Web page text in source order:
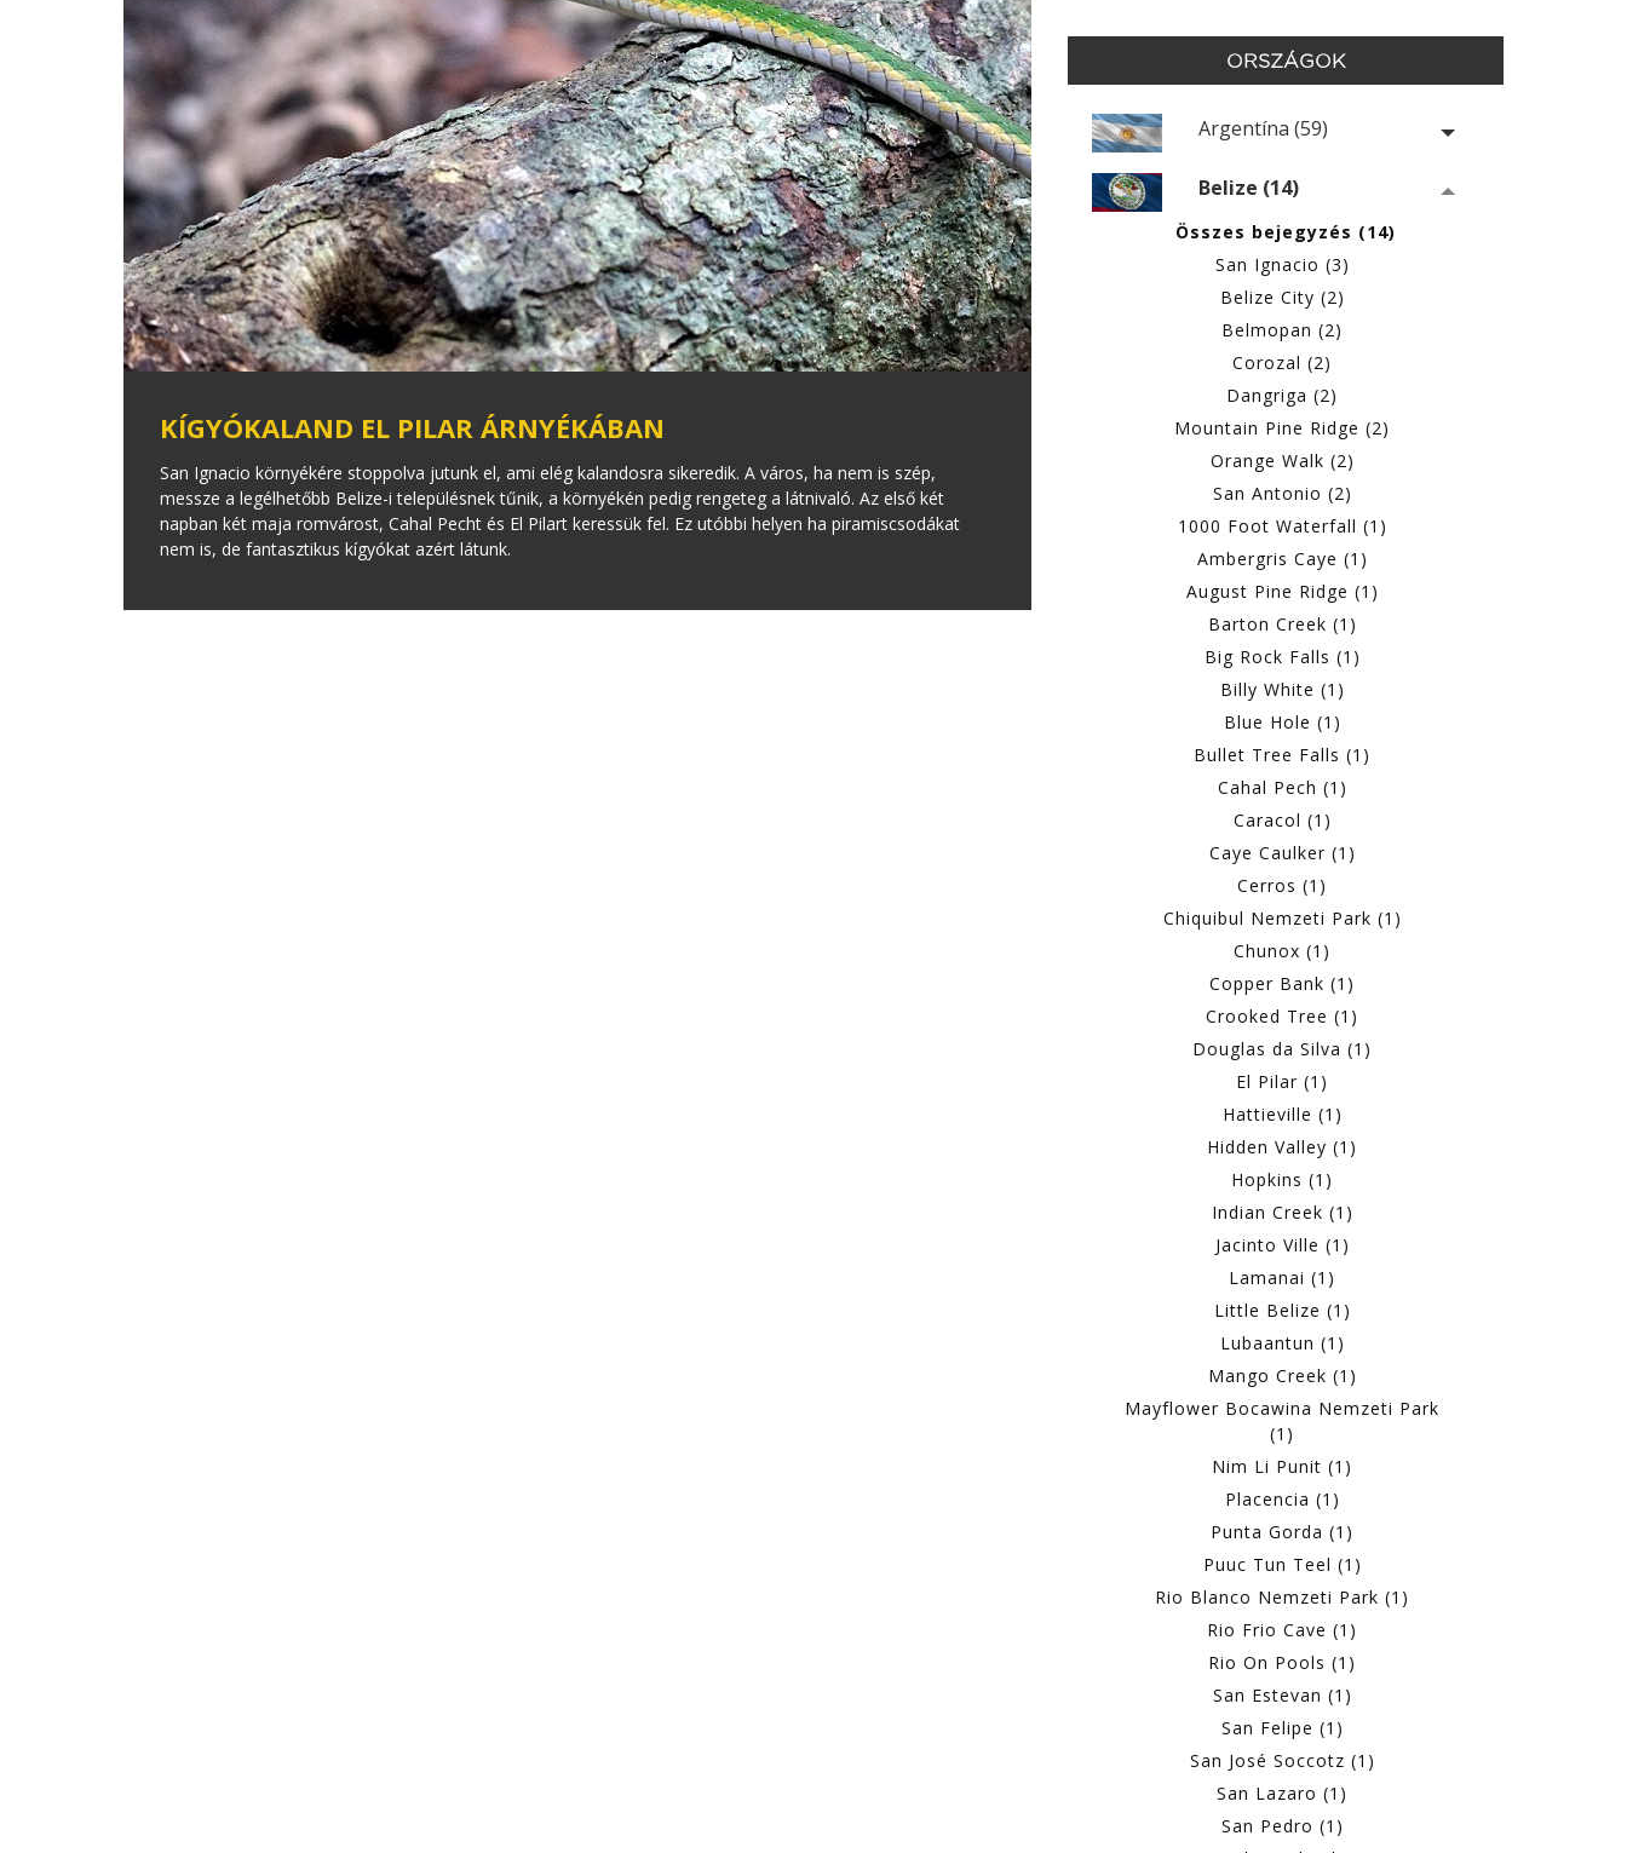
KÍGYÓKALAND EL PILAR ÁRNYÉKÁBAN
San Ignacio környékére stoppolva jutunk el, ami elég kalandosra sikeredik. A város, ha nem is szép,
messze a legélhetőbb Belize-i településnek tűnik, a környékén pedig rengeteg a látnivaló. Az első két
napban két maja romvárost, Cahal Pecht és El Pilart keressük fel. Ez utóbbi helyen ha piramiscsodákat
nem is, de fantasztikus kígyókat azért látunk.
ORSZÁGOK
Argentína (59)
Belize (14)
Összes bejegyzés (14)
San Ignacio (3)
Belize City (2)
Belmopan (2)
Corozal (2)
Dangriga (2)
Mountain Pine Ridge (2)
Orange Walk (2)
San Antonio (2)
1000 Foot Waterfall (1)
Ambergris Caye (1)
August Pine Ridge (1)
Barton Creek (1)
Big Rock Falls (1)
Billy White (1)
Blue Hole (1)
Bullet Tree Falls (1)
Cahal Pech (1)
Caracol (1)
Caye Caulker (1)
Cerros (1)
Chiquibul Nemzeti Park (1)
Chunox (1)
Copper Bank (1)
Crooked Tree (1)
Douglas da Silva (1)
El Pilar (1)
Hattieville (1)
Hidden Valley (1)
Hopkins (1)
Indian Creek (1)
Jacinto Ville (1)
Lamanai (1)
Little Belize (1)
Lubaantun (1)
Mango Creek (1)
Mayflower Bocawina Nemzeti Park
(1)
Nim Li Punit (1)
Placencia (1)
Punta Gorda (1)
Puuc Tun Teel (1)
Rio Blanco Nemzeti Park (1)
Rio Frio Cave (1)
Rio On Pools (1)
San Estevan (1)
San Felipe (1)
San José Soccotz (1)
San Lazaro (1)
San Pedro (1)